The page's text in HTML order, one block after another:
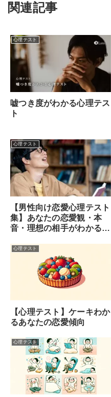
関連記事
心理テスト
嘘つき度がわかる心理テス
ト
心理テスト
【男性向け恋愛心理テスト
集】あなたの恋愛観・本
音・理想の相手がわかる！
心理テスト
【心理テスト】ケーキわか
るあなたの恋愛傾向
心理テスト